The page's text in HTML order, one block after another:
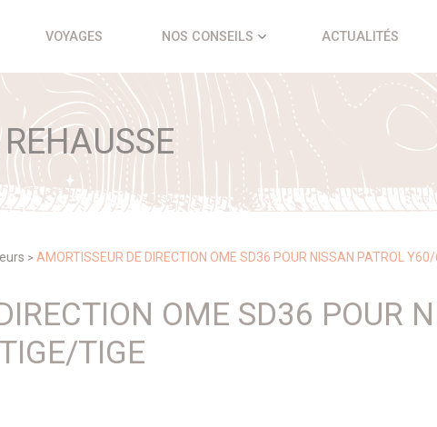
VOYAGES NOS CONSEILS ACTUALITÉS
> AMORTISSEUR DE DIRECTION OME SD36 POUR NISSAN PATROL
OME SD36 POUR
TIGE